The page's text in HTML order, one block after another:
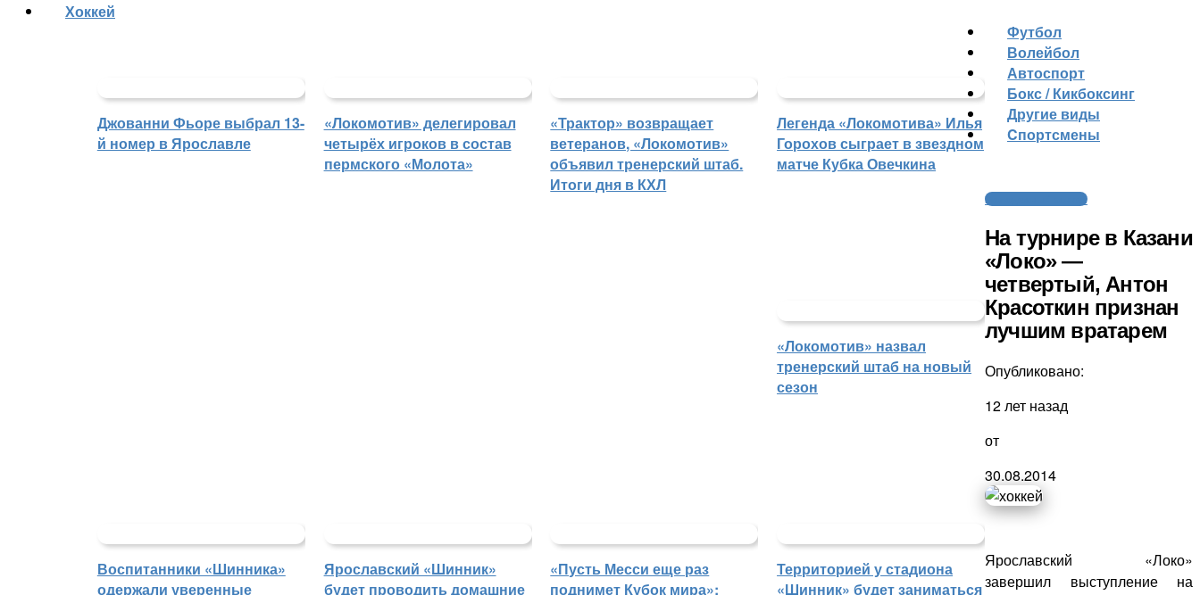
Хоккей
Джованни Фьоре выбрал 13-
й номер в Ярославле
«Локомотив» делегировал
четырёх игроков в состав
пермского «Молота»
«Трактор» возвращает
ветеранов, «Локомотив»
объявил тренерский штаб.
Итоги дня в КХЛ
Легенда «Локомотива» Илья
Горохов сыграет в звездном
матче Кубка Овечкина
«Локомотив» назвал
тренерский штаб на новый
сезон
Футбол
Воспитанники «Шинника»
одержали уверенные
Ярославский «Шинник»
будет проводить домашние
«Пусть Месси еще раз
поднимет Кубок мира»:
Территорией у стадиона
«Шинник» будет заниматься
Волейбол
Автоспорт
Бокс / Кикбоксинг
Другие виды
Cпортсмены
Молодежный хоккей
На турнире в Казани
«Локо» —
четвертый, Антон
Красоткин признан
лучшим вратарем
Опубликовано:
12 лет назад
от
30.08.2014
Ярославский «Локо»
завершил выступление на